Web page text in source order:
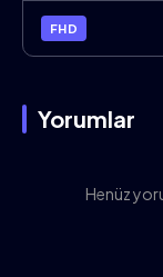
FHD
Yorumlar
Henüz